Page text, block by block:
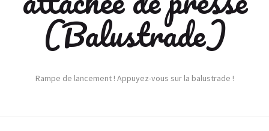
(Balustrade)
Rampe de lancement ! Appuyez-vous sur la balustrade !